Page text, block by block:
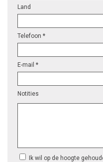
Land
Telefoon *
E-mail *
Notities
Ik wil op de hoogte